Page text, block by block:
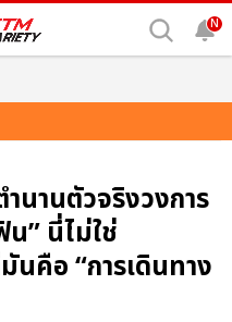
N
นานตัวจริงวงการ
น” นี่ไม่ใช่
คือ “การเดินทาง